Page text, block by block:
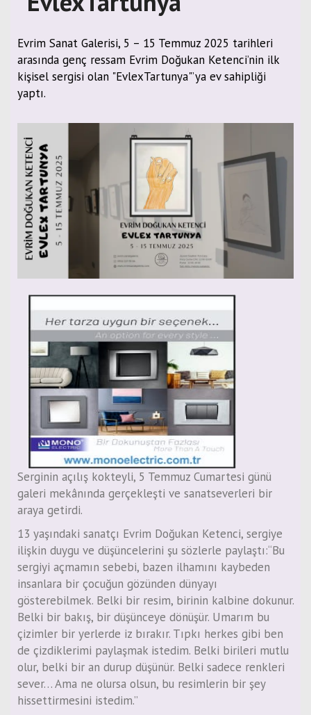
Evrim Sanat Galerisi, 5 – 15 Temmuz 2025 tarihleri
arasında genç ressam Evrim Doğukan Ketenci’nin ilk
kişisel sergisi olan "EvlexTartunya"’ya ev sahipliği
yaptı.
Serginin açılış kokteyli, 5 Temmuz Cumartesi günü
galeri mekânında gerçekleşti ve sanatseverleri bir
araya getirdi.
13 yaşındaki sanatçı Evrim Doğukan Ketenci, sergiye
ilişkin duygu ve düşüncelerini şu sözlerle paylaştı:“Bu
sergiyi açmamın sebebi, bazen ilhamını kaybeden
insanlara bir çocuğun gözünden dünyayı
gösterebilmek. Belki bir resim, birinin kalbine dokunur.
Belki bir bakış, bir düşünceye dönüşür. Umarım bu
çizimler bir yerlerde iz bırakır. Tıpkı herkes gibi ben
de çizdiklerimi paylaşmak istedim. Belki birileri mutlu
olur, belki bir an durup düşünür. Belki sadece renkleri
sever… Ama ne olursa olsun, bu resimlerin bir şey
hissettirmesini istedim.”